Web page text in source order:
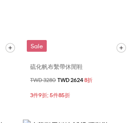
Sale
硫化帆布繫帶休閒鞋
價格扣減從
TWD 3280 至
TWD 26248折
3件9折; 5件85折